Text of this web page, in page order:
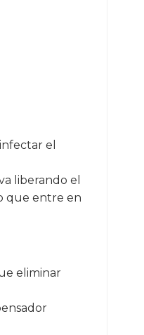
el
liberando el
que entre en
eliminar